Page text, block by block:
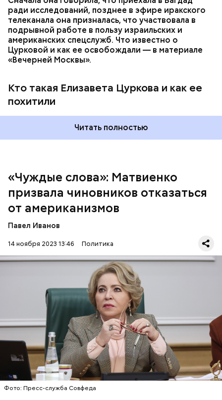
ради исследований, позднее в эфире иракского
телеканала она призналась, что участвовала в
подрывной работе в пользу израильских и
американских спецслужб. Что известно о
Цурковой и как ее освобождали — в материале
«Вечерней Москвы».
Кто такая Елизавета Цуркова и как ее
похитили
Читать полностью
«Чуждые слова»: Матвиенко
призвала чиновников отказаться
от американизмов
Павел Иванов
14 ноября 2023 13:46 Политика
Фото: Пресс-служба Совфеда
— Чуждые слова используются в официальной
речи без надобности при наличии устоявшихся
русских соответствий, — заявила Матвиенко.
Председатель выделила термины «модератор»,
«дедлайн», «кофебрейк» и призвала их заменить на
их использование выглядит совершенно неуместно
и с этим нужно бороться.
правильно».
РУССКИЙ ЯЗЫК
ЧИНОВНИКИ
ВАЛЕНТИНА МАТВИЕНКО